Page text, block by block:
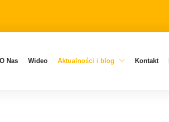
O Nas Wideo Aktualności i blog Kontakt